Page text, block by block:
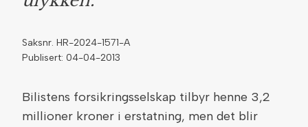
Saksnr. HR-2024-1571-A
Publisert: 04-04-2013
Bilistens forsikringsselskap tilbyr henne 3,2
millioner kroner i erstatning, men det blir